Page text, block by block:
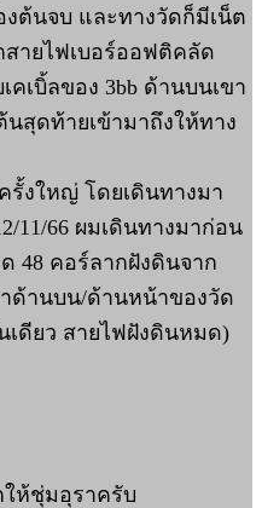
ต้นจบ และทางวัดก็มีเน็ต
ายไฟเบอร์ออฟติคลัด
คเบิ้ลของ 3bb ด้านบนเขา
สุดท้ายเข้ามาถึงให้ทาง
งใหญ่ โดยเดินทางมา
11/66 ผมเดินทางมาก่อน
48 คอร์ลากฝังดินจาก
ด้านบน/ด้านหน้าของวัด
ดียว สายไฟฝังดินหมด)
ห้ชุ่มอุราครับ